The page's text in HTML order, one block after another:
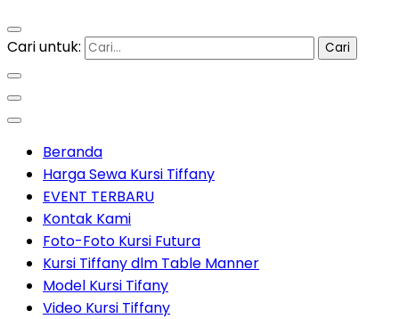
Cari untuk:
Beranda
Harga Sewa Kursi Tiffany
EVENT TERBARU
Kontak Kami
Foto-Foto Kursi Futura
Kursi Tiffany dlm Table Manner
Model Kursi Tifany
Video Kursi Tiffany